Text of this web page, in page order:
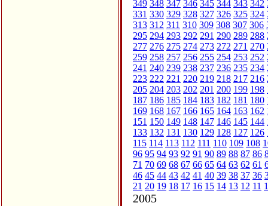
349 348 347 346 345 344 343 342
331 330 329 328 327 326 325 324
313 312 311 310 309 308 307 306
295 294 293 292 291 290 289 288
277 276 275 274 273 272 271 270
259 258 257 256 255 254 253 252
241 240 239 238 237 236 235 234
223 222 221 220 219 218 217 216
205 204 203 202 201 200 199 198
187 186 185 184 183 182 181 180
169 168 167 166 165 164 163 162
151 150 149 148 147 146 145 144
133 132 131 130 129 128 127 126
115 114 113 112 111 110 109 108
96 95 94 93 92 91 90 89 88 87 86
71 70 69 68 67 66 65 64 63 62 61
46 45 44 43 42 41 40 39 38 37 36
21 20 19 18 17 16 15 14 13 12 11
2005